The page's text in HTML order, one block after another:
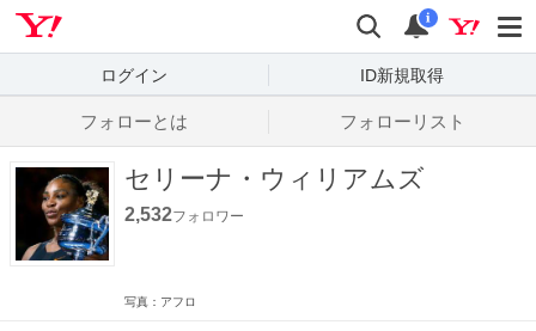
検索
通知
i
ログイン ID新規取得
フォローとは フォローリスト
セリーナ・ウィリアムズ
2,532フォロワー
写真：アフロ